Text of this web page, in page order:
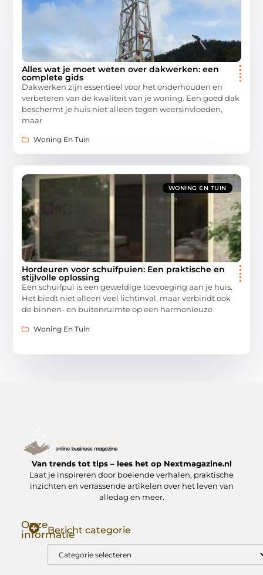
Alles wat je moet weten over dakwerken: een
complete gids
Dakwerken zijn essentieel voor het onderhouden en
verbeteren van de kwaliteit van je woning. Een goed dak
beschermt je huis niet alleen tegen weersinvloeden,
maar
Woning En Tuin
WONING EN TUIN
Hordeuren voor schuifpuien: Een praktische en
stijlvolle oplossing
Een schuifpui is een geweldige toevoeging aan je huis.
Het biedt niet alleen veel lichtinval, maar verbindt ook
de binnen- en buitenruimte op een harmonieuze
Woning En Tuin
Van trends tot tips – lees het op Nextmagazine.nl
Laat je inspireren door boeiende verhalen, praktische
inzichten en verrassende artikelen over het leven van
alledag en meer.
Onze
informatieBericht categorie